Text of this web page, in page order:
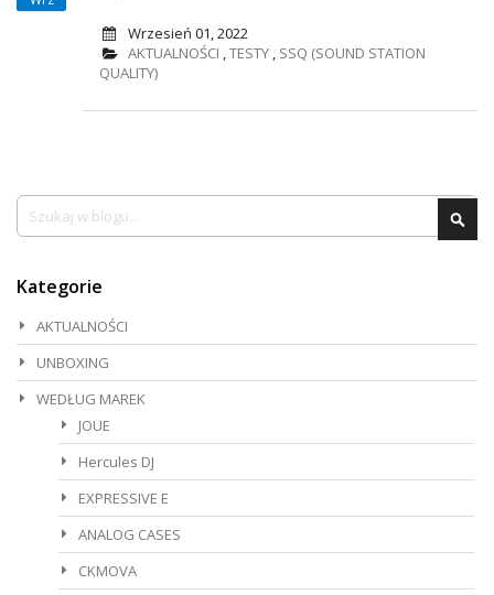
Wrzesień 01, 2022
AKTUALNOŚCI ,TESTY , SSQ (SOUND STATION
QUALITY)
Szukaj
Kategorie
AKTUALNOŚCI
UNBOXING
WEDŁUG MAREK
JOUE
Hercules DJ
EXPRESSIVE E
ANALOG CASES
CKMOVA